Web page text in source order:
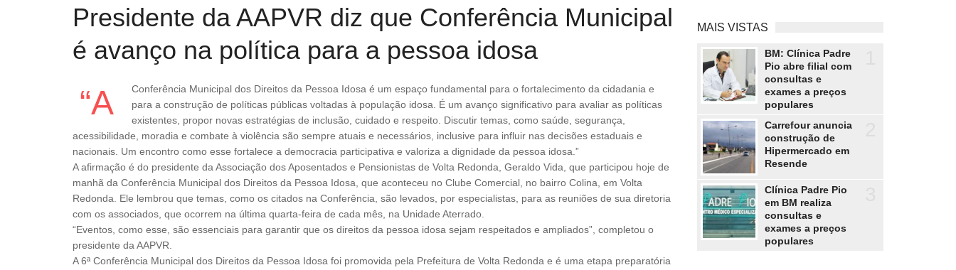
Presidente da AAPVR diz que Conferência Municipal
é avanço na política para a pessoa idosa
“A Conferência Municipal dos Direitos da Pessoa Idosa é um espaço fundamental para o fortalecimento da cidadania e
para a construção de políticas públicas voltadas à população idosa. É um avanço significativo para avaliar as políticas
existentes, propor novas estratégias de inclusão, cuidado e respeito. Discutir temas, como saúde, segurança,
acessibilidade, moradia e combate à violência são sempre atuais e necessários, inclusive para influir nas decisões estaduais e
nacionais. Um encontro como esse fortalece a democracia participativa e valoriza a dignidade da pessoa idosa.”
A afirmação é do presidente da Associação dos Aposentados e Pensionistas de Volta Redonda, Geraldo Vida, que participou hoje de
manhã da Conferência Municipal dos Direitos da Pessoa Idosa, que aconteceu no Clube Comercial, no bairro Colina, em Volta
Redonda. Ele lembrou que temas, como os citados na Conferência, são levados, por especialistas, para as reuniões de sua diretoria
com os associados, que ocorrem na última quarta-feira de cada mês, na Unidade Aterrado.
“Eventos, como esse, são essenciais para garantir que os direitos da pessoa idosa sejam respeitados e ampliados”, completou o
presidente da AAPVR.
A 6ª Conferência Municipal dos Direitos da Pessoa Idosa foi promovida pela Prefeitura de Volta Redonda e é uma etapa preparatória
MAIS VISTAS
BM: Clínica Padre
Pio abre filial com
consultas e
exames a preços
populares
Carrefour anuncia
construção de
Hipermercado em
Resende
Clínica Padre Pio
em BM realiza
consultas e
exames a preços
populares